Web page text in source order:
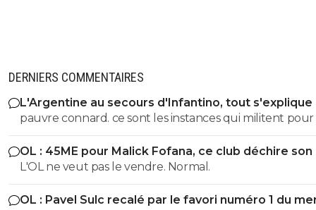
DERNIERS COMMENTAIRES
L'Argentine au secours d'Infantino, tout s'explique
pauvre connard. ce sont les instances qui militent pour lui.
alors evite de m insulter pauvre merde
OL : 45ME pour Malick Fofana, ce club déchire
L'OL ne veut pas le vendre. Normal.
OL : Pavel Sulc recalé par le favori numéro 1 du